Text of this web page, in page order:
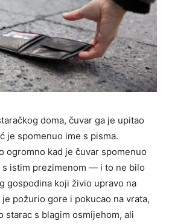
doma, čuvar ga je upitao
je spomenuo ime s pisma.
ogromno kad je čuvar spomenuo
s istim prezimenom — i to ne bilo
gospodina koji živio upravo na
požurio gore i pokucao na vrata,
starac s blagim osmijehom, ali